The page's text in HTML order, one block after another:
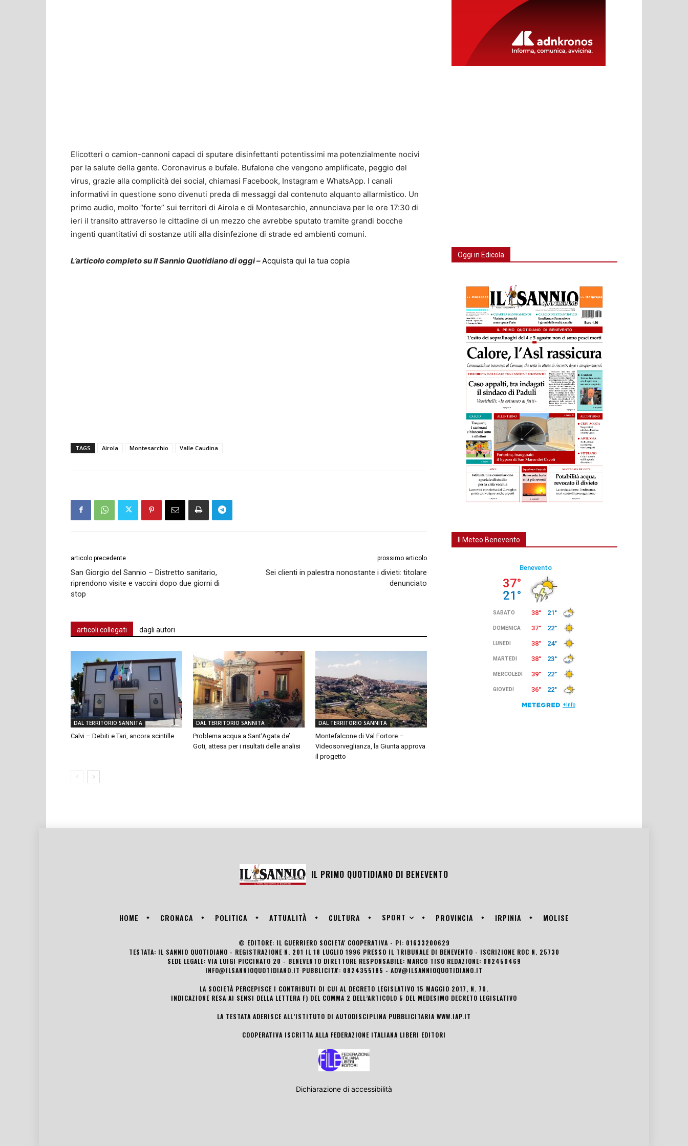
Elicotteri o camion-cannoni capaci di sputare disinfettanti potentissimi ma potenzialmente nocivi
per la salute della gente. Coronavirus e bufale. Bufalone che vengono amplificate, peggio del
virus, grazie alla complicità dei social, chiamasi Facebook, Instagram e WhatsApp. I canali
informativi in questione sono divenuti preda di messaggi dal contenuto alquanto allarmistico. Un
primo audio, molto “forte” sui territori di Airola e di Montesarchio, annunciava per le ore 17:30 di
ieri il transito attraverso le cittadine di un mezzo che avrebbe sputato tramite grandi bocche
ingenti quantitativi di sostanze utili alla disinfezione di strade ed ambienti comuni.
L’articolo completo su Il Sannio Quotidiano di oggi – Acquista qui la tua copia
TAGS Airola Montesarchio Valle Caudina
articolo precedente
San Giorgio del Sannio – Distretto sanitario,
riprendono visite e vaccini dopo due giorni di
stop
prossimo articolo
Sei clienti in palestra nonostante i divieti: titolare
denunciato
articoli collegati dagli autori
DAL TERRITORIO SANNITA
Calvi – Debiti e Tari, ancora scintille
DAL TERRITORIO SANNITA
Problema acqua a Sant’Agata de’
Goti, attesa per i risultati delle analisi
DAL TERRITORIO SANNITA
Montefalcone di Val Fortore –
Videosorveglianza, la Giunta approva
il progetto
Oggi in Edicola
Il Meteo Benevento
IL PRIMO QUOTIDIANO DI BENEVENTO
HOME CRONACA POLITICA ATTUALITÀ CULTURA SPORT PROVINCIA IRPINIA MOLISE
© EDITORE: IL GUERRIERO SOCIETA' COOPERATIVA - PI: 01633200629
TESTATA: IL SANNIO QUOTIDIANO - REGISTRAZIONE N. 201 IL 18 LUGLIO 1996 PRESSO IL TRIBUNALE DI BENEVENTO - ISCRIZIONE ROC N. 25730
SEDE LEGALE: VIA LUIGI PICCINATO 20 - BENEVENTO DIRETTORE RESPONSABILE: MARCO TISO REDAZIONE: 082450469
INFO@ILSANNIOQUOTIDIANO.IT PUBBLICITA': 0824355185 - ADV@ILSANNIOQUOTIDIANO.IT
LA SOCIETÀ PERCEPISCE I CONTRIBUTI DI CUI AL DECRETO LEGISLATIVO 15 MAGGIO 2017, N. 70.
INDICAZIONE RESA AI SENSI DELLA LETTERA F) DEL COMMA 2 DELL’ARTICOLO 5 DEL MEDESIMO DECRETO LEGISLATIVO
LA TESTATA ADERISCE ALL’ISTITUTO DI AUTODISCIPLINA PUBBLICITARIA WWW.IAP.IT
COOPERATIVA ISCRITTA ALLA FEDERAZIONE ITALIANA LIBERI EDITORI
Dichiarazione di accessibilità